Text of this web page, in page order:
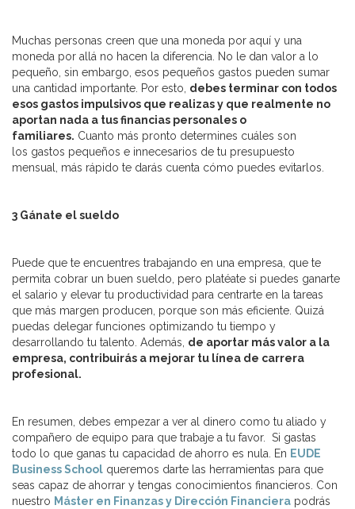
Muchas personas creen que una moneda por aquí y una
moneda por allá no hacen la diferencia. No le dan valor a lo
pequeño, sin embargo, esos pequeños gastos pueden sumar
una cantidad importante. Por esto, debes terminar con todos
esos gastos impulsivos que realizas y que realmente no
aportan nada a tus financias personales o
familiares. Cuanto más pronto determines cuáles son
los gastos pequeños e innecesarios de tu presupuesto
mensual, más rápido te darás cuenta cómo puedes evitarlos.
3 Gánate el sueldo
Puede que te encuentres trabajando en una empresa, que te
permita cobrar un buen sueldo, pero platéate si puedes ganarte
el salario y elevar tu productividad para centrarte en la tareas
que más margen producen, porque son más eficiente. Quizá
puedas delegar funciones optimizando tu tiempo y
desarrollando tu talento. Además, de aportar más valor a la
empresa, contribuirás a mejorar tu línea de carrera
profesional.
En resumen, debes empezar a ver al dinero como tu aliado y
compañero de equipo para que trabaje a tu favor. Si gastas
todo lo que ganas tu capacidad de ahorro es nula. En EUDE
Business School queremos darte las herramientas para que
seas capaz de ahorrar y tengas conocimientos financieros. Con
nuestro Máster en Finanzas y Dirección Financiera podrás